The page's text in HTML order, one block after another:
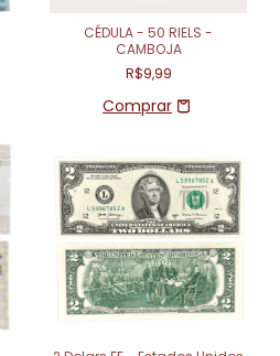
CÉDULA - 50 RIELS -
CAMBOJA
R$9,99